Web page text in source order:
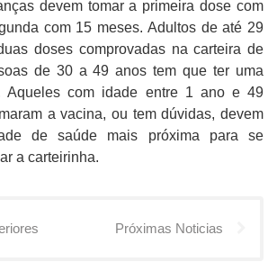
devem tomar a primeira dose com
com 15 meses. Adultos de até 29
doses comprovadas na carteira de
de 30 a 49 anos tem que ter uma
Aqueles com idade entre 1 ano e 49
a vacina, ou tem dúvidas, devem
de saúde mais próxima para se
a carteirinha.
Próximas Noticias